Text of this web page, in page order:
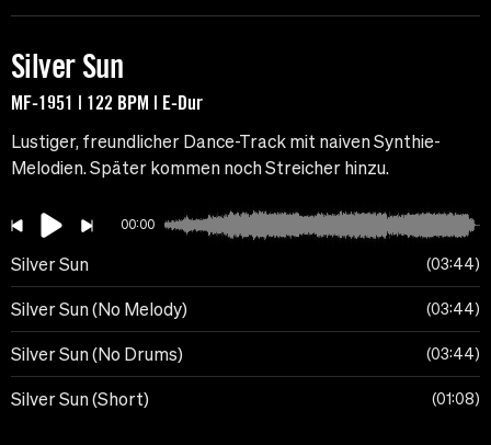
Silver Sun
MF-1951 | 122 BPM | E-Dur
Lustiger, freundlicher Dance-Track mit naiven Synthie-
Melodien. Später kommen noch Streicher hinzu.
00:00
Silver Sun 03:44
Silver Sun (No Melody) 03:44
Silver Sun (No Drums) 03:44
Silver Sun (Short) 01:08